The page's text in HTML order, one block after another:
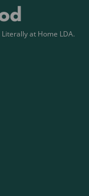
at Home LDA.